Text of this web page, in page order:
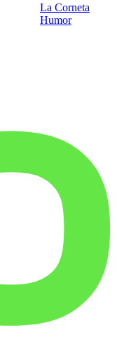
La Corneta
Humor